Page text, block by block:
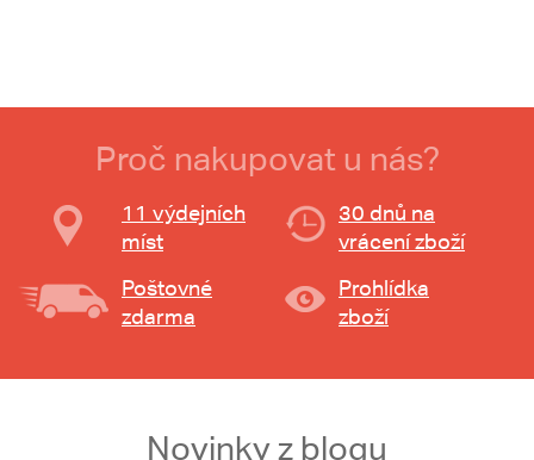
Proč nakupovat u nás?
11 výdejních
míst
30 dnů na
vrácení zboží
Poštovné
zdarma
Prohlídka
zboží
Novinky z blogu